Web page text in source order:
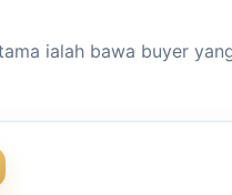
ialah bawa buyer